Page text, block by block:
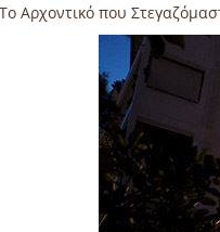
Το Αρχοντικό που